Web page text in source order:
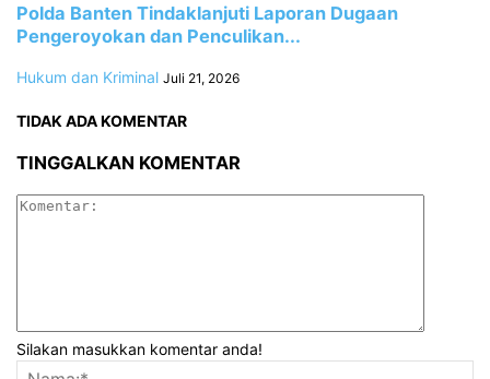
Polda Banten Tindaklanjuti Laporan Dugaan
Pengeroyokan dan Penculikan...
Hukum dan Kriminal Juli 21, 2026
TIDAK ADA KOMENTAR
TINGGALKAN KOMENTAR
Silakan masukkan komentar anda!